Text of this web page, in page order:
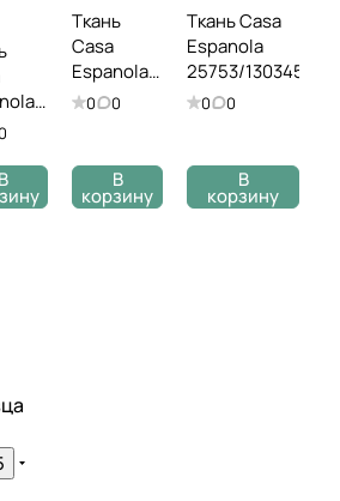
J
В
Ткань
Casa
Espanola J
24248
0 0
В
корзину
Ткань Casa
Espanola
25753/130345
0 0
В
корзину